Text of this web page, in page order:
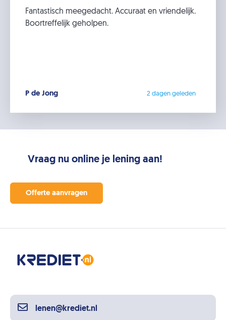
Fantastisch meegedacht. Accuraat en vriendelijk.
Boortreffelijk geholpen.
P de Jong 2 dagen geleden
Vraag nu online je lening aan!
Offerte aanvragen
lenen@krediet.nl